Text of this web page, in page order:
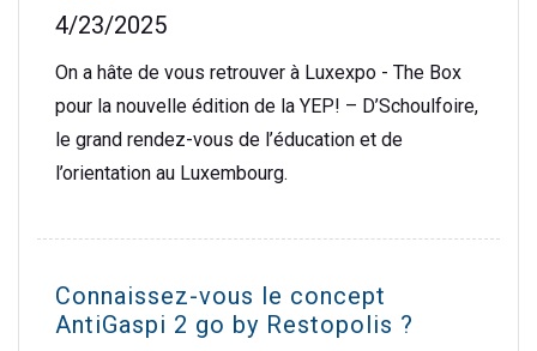
4/23/2025
On a hâte de vous retrouver à Luxexpo - The Box
pour la nouvelle édition de la YEP! – D’Schoulfoire,
le grand rendez-vous de l’éducation et de
l’orientation au Luxembourg.
Connaissez-vous le concept
AntiGaspi 2 go by Restopolis ?